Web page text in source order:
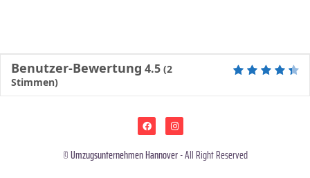
Benutzer-Bewertung 4.5 (2
Stimmen)
©Umzugsunternehmen Hannover- All Right Reserved